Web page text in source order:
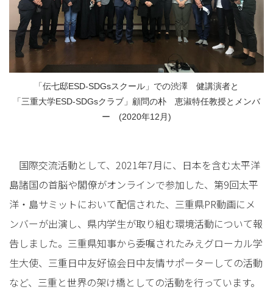
「伝七邸ESD-SDGsスクール」での渋澤 健講演者と
「三重大学ESD-SDGsクラブ」顧問の朴 恵淑特任教授とメンバ
ー (2020年12月)
国際交流活動として、2021年7月に、日本を含む太平洋
島諸国の首脳や閣僚がオンラインで参加した、第9回太平
洋・島サミットにおいて配信された、三重県PR動画にメ
ンバーが出演し、県内学生が取り組む環境活動について報
告しました。三重県知事から委嘱されたみえグローカル学
生大使、三重日中友好協会日中友情サポーターしての活動
など、三重と世界の架け橋としての活動を行っています。